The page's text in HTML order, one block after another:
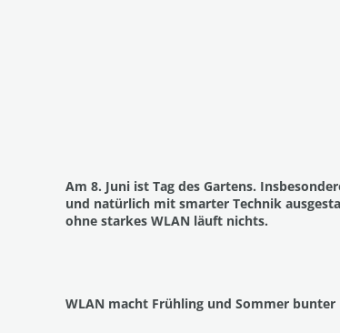
Am 8. Juni ist Tag des Gartens.
und natürlich mit smarter Technik
ohne starkes WLAN läuft nichts.
WLAN macht Frühling und Sommer bunter